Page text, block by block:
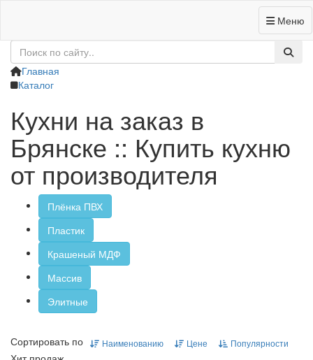
Меню
Главная
Каталог
Кухни на заказ в
Брянске :: Купить кухню
от производителя
Плёнка ПВХ
Пластик
Крашеный МДФ
Массив
Элитные
Сортировать по Наименованию Цене Популярности